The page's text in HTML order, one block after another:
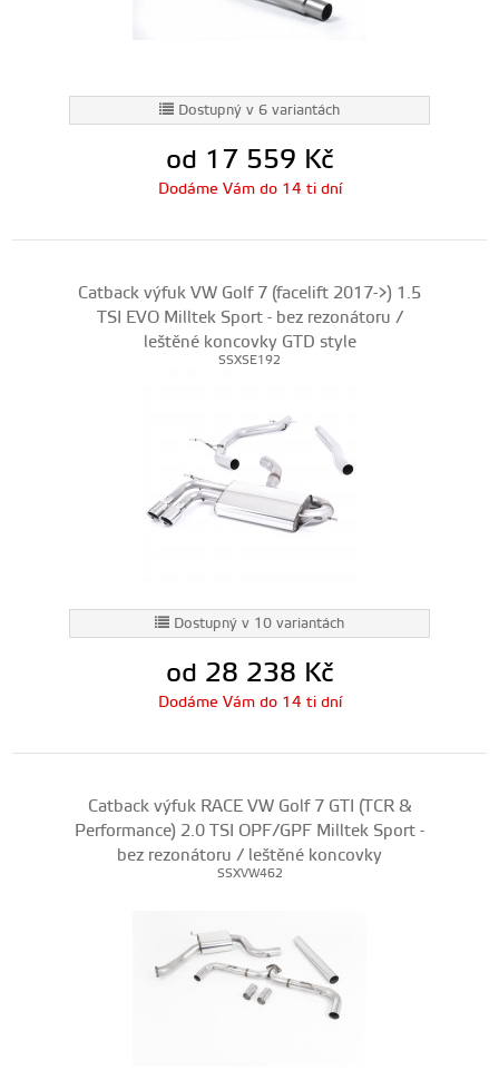
Dostupný v 6 variantách
od 17 559 Kč
Dodáme Vám do 14 ti dní
Catback výfuk VW Golf 7 (facelift 2017->) 1.5
TSI EVO Milltek Sport - bez rezonátoru /
leštěné koncovky GTD style
SSXSE192
Dostupný v 10 variantách
od 28 238 Kč
Dodáme Vám do 14 ti dní
Catback výfuk RACE VW Golf 7 GTI (TCR &
Performance) 2.0 TSI OPF/GPF Milltek Sport -
bez rezonátoru / leštěné koncovky
SSXVW462